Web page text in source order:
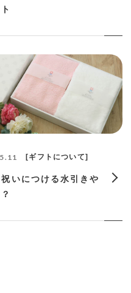
ギフトについて
いにつける水引きや